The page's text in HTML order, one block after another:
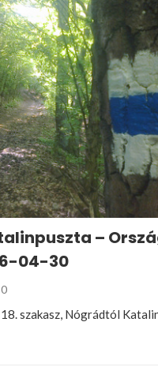
–
04-30
0
szakasz, Nógrádtól